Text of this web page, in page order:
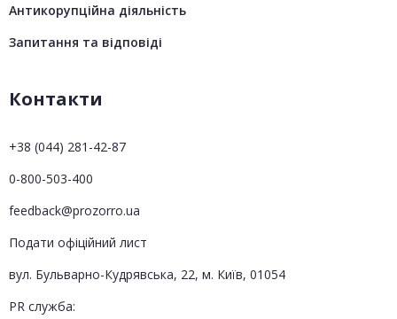
Антикорупційна діяльність
Запитання та відповіді
Контакти
+38 (044) 281-42-87
0-800-503-400
feedback@prozorro.ua
Подати офіційний лист
вул. Бульварно-Кудрявська, 22, м. Київ, 01054
PR служба: